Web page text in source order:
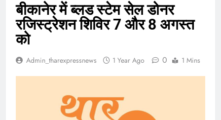
बीकानेर में ब्लड स्टेम सेल डोनर
रजिस्ट्रेशन शिविर 7 और 8 अगस्त
को
Admin_tharexpressnews 1 Year Ago 0 1 Mins